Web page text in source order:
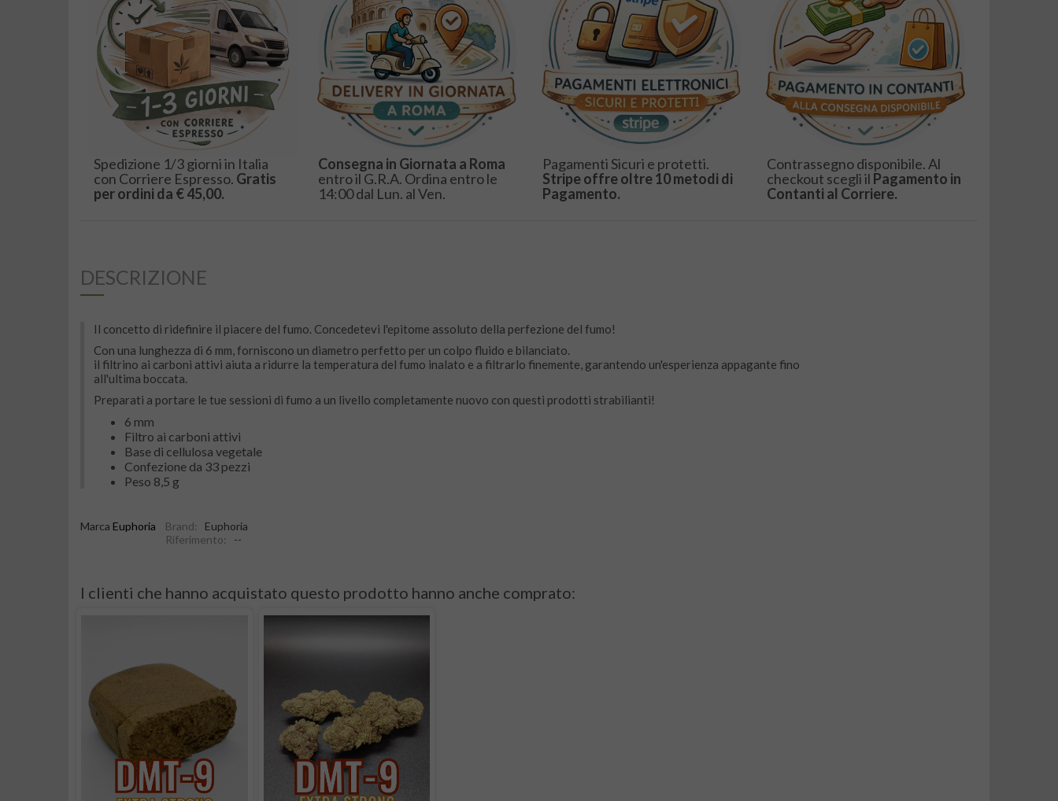
Spedizione 1/3 giorni in Italia
con Corriere Espresso. Gratis
per ordini da € 45,00.
Consegna in Giornata a Roma
entro il G.R.A. Ordina entro le
14:00 dal Lun. al Ven.
Pagamenti Sicuri e protetti.
Stripe offre oltre 10 metodi di
Pagamento.
Contrassegno disponibile. Al
checkout scegli il Pagamento in
Contanti al Corriere.
DESCRIZIONE
Il concetto di ridefinire il piacere del fumo. Concedetevi l'epitome assoluto della perfezione del fumo!
Con una lunghezza di 6 mm, forniscono un diametro perfetto per un colpo fluido e bilanciato.
il filtrino ai carboni attivi aiuta a ridurre la temperatura del fumo inalato e a filtrarlo finemente, garantendo un'esperienza appagante fino
all'ultima boccata.
Preparati a portare le tue sessioni di fumo a un livello completamente nuovo con questi prodotti strabilianti!
6 mm
Filtro ai carboni attivi
Base di cellulosa vegetale
Confezione da 33 pezzi
Peso 8,5 g
Marca Euphoria Brand:
Euphoria
Riferimento:
--
I clienti che hanno acquistato questo prodotto hanno anche comprato: